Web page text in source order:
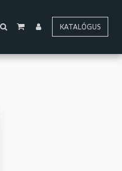
KATALÓGUS